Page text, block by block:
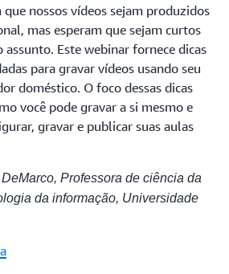
nossos vídeos sejam produzidos
mas esperam que sejam curtos
assunto. Este webinar fornece dicas
para gravar vídeos usando seu
doméstico. O foco dessas dicas
você pode gravar a si mesmo e
gravar e publicar suas aulas
Professora de ciência da
da informação, Universidade